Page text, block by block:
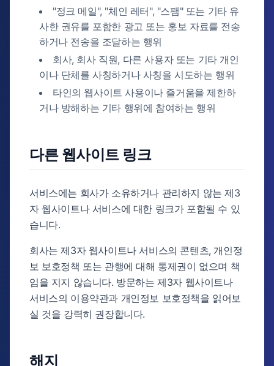
"정크 메일", "체인 레터", "스팸" 또는 기타 유
사한 권유를 포함한 광고 또는 홍보 자료를 전송
하거나 전송을 조달하는 행위
회사, 회사 직원, 다른 사용자 또는 기타 개인
이나 단체를 사칭하거나 사칭을 시도하는 행위
타인의 웹사이트 사용이나 즐거움을 제한하
거나 방해하는 기타 행위에 참여하는 행위
다른 웹사이트 링크
서비스에는 회사가 소유하거나 관리하지 않는 제3
자 웹사이트나 서비스에 대한 링크가 포함될 수 있
습니다.
회사는 제3자 웹사이트나 서비스의 콘텐츠, 개인정
보 보호정책 또는 관행에 대해 통제권이 없으며 책
임을 지지 않습니다. 방문하는 제3자 웹사이트나
서비스의 이용약관과 개인정보 보호정책을 읽어보
실 것을 강력히 권장합니다.
해지